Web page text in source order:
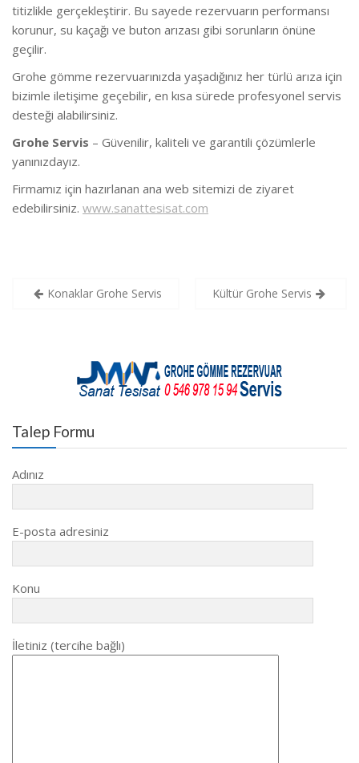
titizlikle gerçekleştirir. Bu sayede rezervuarın performansı
korunur, su kaçağı ve buton arızası gibi sorunların önüne
geçilir.
Grohe gömme rezervuarınızda yaşadığınız her türlü arıza için
bizimle iletişime geçebilir, en kısa sürede profesyonel servis
desteği alabilirsiniz.
Grohe Servis – Güvenilir, kaliteli ve garantili çözümlerle
yanınızdayız.
Firmamız için hazırlanan ana web sitemizi de ziyaret
edebilirsiniz. www.sanattesisat.com
YazıKonaklar Grohe Servis Kültür Grohe Servis
Talep Formu
Adınız
E-posta adresiniz
Konu
İletiniz (tercihe bağlı)